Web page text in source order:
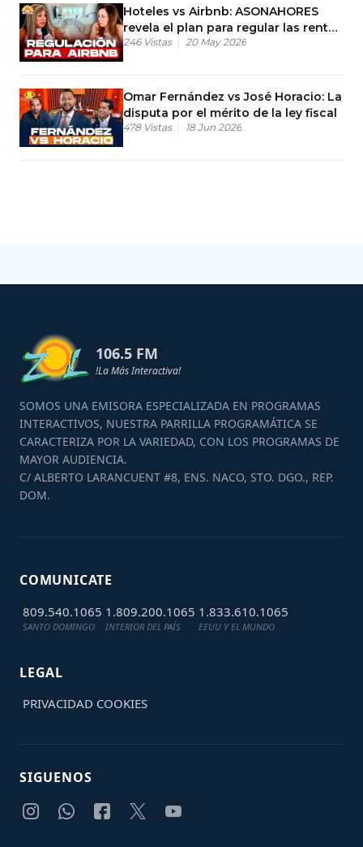
Hoteles vs Airbnb: ASONAHORES
revela el plan para regular las rentas
cortas
246 Vistas 20 May 2026
Omar Fernández vs José Horacio: La
disputa por el mérito de la ley fiscal
478 Vistas 18 Jun 2026
106.5 FM
!La Más Interactiva!
SOMOS UNA EMISORA ESPECIALIZADA EN PROGRAMAS
INTERACTIVOS, NUESTRA PARRILLA PROGRAMÁTICA SE
CARACTERIZA POR LA VARIEDAD, CON LOS PROGRAMAS DE
MAYOR AUDIENCIA.
C/ ALBERTO LARANCUENT #8, ENS. NACO, STO. DGO., REP.
DOM.
COMUNICATE
809.540.1065
SANTO DOMINGO
1.809.200.1065
INTERIOR DEL PAÍS
1.833.610.1065
EEUU Y EL MUNDO
LEGAL
PRIVACIDAD COOKIES
SIGUENOS